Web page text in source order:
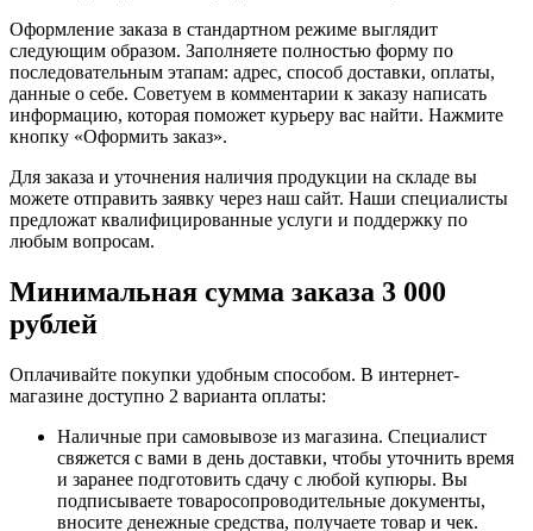
Оформление заказа в стандартном режиме выглядит
следующим образом. Заполняете полностью форму по
последовательным этапам: адрес, способ доставки, оплаты,
данные о себе. Советуем в комментарии к заказу написать
информацию, которая поможет курьеру вас найти. Нажмите
кнопку «Оформить заказ».
Для заказа и уточнения наличия продукции на складе вы
можете отправить заявку через наш сайт. Наши специалисты
предложат квалифицированные услуги и поддержку по
любым вопросам.
Минимальная сумма заказа 3 000
рублей
Оплачивайте покупки удобным способом. В интернет-
магазине доступно 2 варианта оплаты:
Наличные при самовывозе из магазина. Специалист
свяжется с вами в день доставки, чтобы уточнить время
и заранее подготовить сдачу с любой купюры. Вы
подписываете товаросопроводительные документы,
вносите денежные средства, получаете товар и чек.